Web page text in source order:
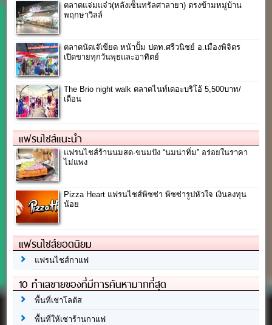
ตลาดแจ่มแจ๋ว(หลังเซ็นทรัลศาลายา) ตรงข้ามหมู่บ้าน
พฤกษาวิลล์
ตลาดนัดเจ๊เขียด หน้าปั้ม ปตท.ศรีวนิชย์ อ.เมืองพิจิตร
เปิดขายทุกวันพุธและอาทิตย์
The Brio night walk ตลาดไนท์เดอะบริโอ้ 5,500บาท/
เดือน
แฟรนไชส์แนะนำ
แฟรนไชส์ร้านนมสด-ขนมปัง “นมน่าทิ่ม” อร่อยในราคา
ไม่แพง
Pizza Heart แฟรนไชส์พิซซ่า พิซซ่ารูปหัวใจ เงินลงทุน
น้อย
แฟรนไชส์ยอดนิยม
แฟรนไชส์กาแฟ
10 ทำเลขายของที่มีการค้นหามากที่สุด
พื้นที่เช่าโลตัส
พื้นที่ให้เช่าร้านกาแฟ